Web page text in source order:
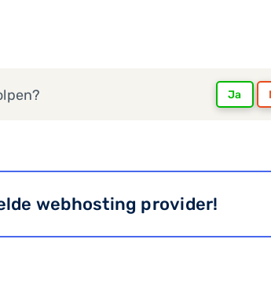
Ja
webhosting provider!